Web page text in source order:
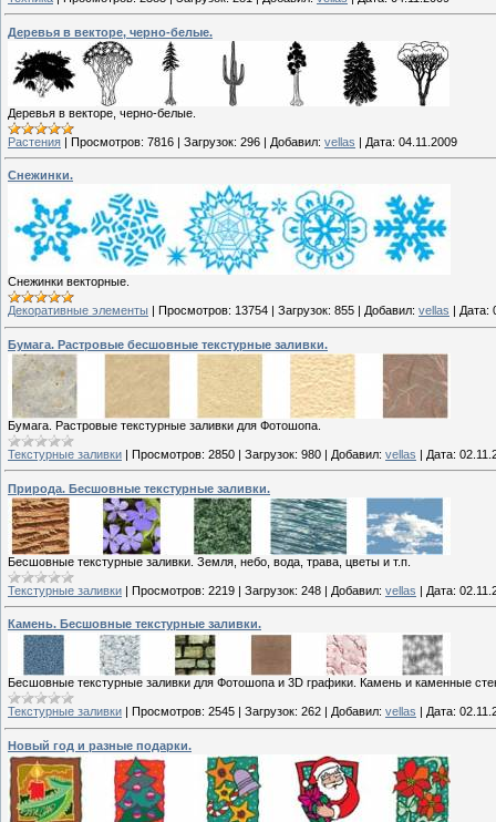
Деревья в векторе, черно-белые.
Деревья в векторе, черно-белые.
Растения | Просмотров: 7816 | Загрузок: 296 | Добавил: vellas | Дата: 04.11.2009
Снежинки.
Снежинки векторные.
Декоративные элементы Просмотров: 13754 Загрузок: 855 Добавил: vellas Дата:
Бумага. Растровые бесшовные текстурные заливки.
Бумага. Растровые текстурные заливки для Фотошопа.
Текстурные заливки | Просмотров: 2850 | Загрузок: 980 | Добавил: vellas | Дата:
Природа. Бесшовные текстурные заливки.
Бесшовные текстурные заливки. Земля, небо, вода, трава, цветы и т.п.
Текстурные заливки | Просмотров: 2219 | Загрузок: 248 | Добавил: vellas | Дата:
Камень. Бесшовные текстурные заливки.
Бесшовные текстурные заливки для Фотошопа и 3D графики. Камень и каменные
Текстурные заливки Просмотров: 2545 Загрузок: 262 Добавил: vellas Дата:
Новый год и разные подарки.